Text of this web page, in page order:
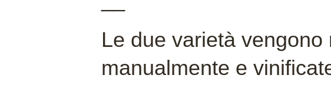
Le due varietà vengono
manualmente e